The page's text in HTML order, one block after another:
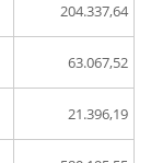
204.337,64
63.067,52
21.396,19